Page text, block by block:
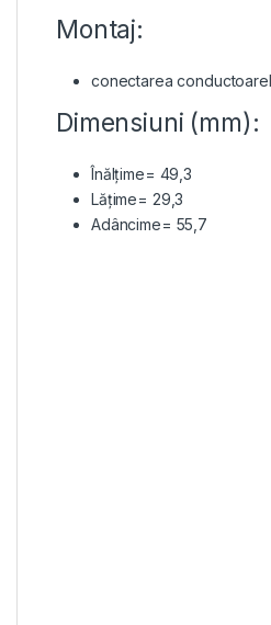
Montaj:
conectarea
Dimensiuni (mm):
Înălțime= 49,3
Lățime= 29,3
Adâncime= 55,7